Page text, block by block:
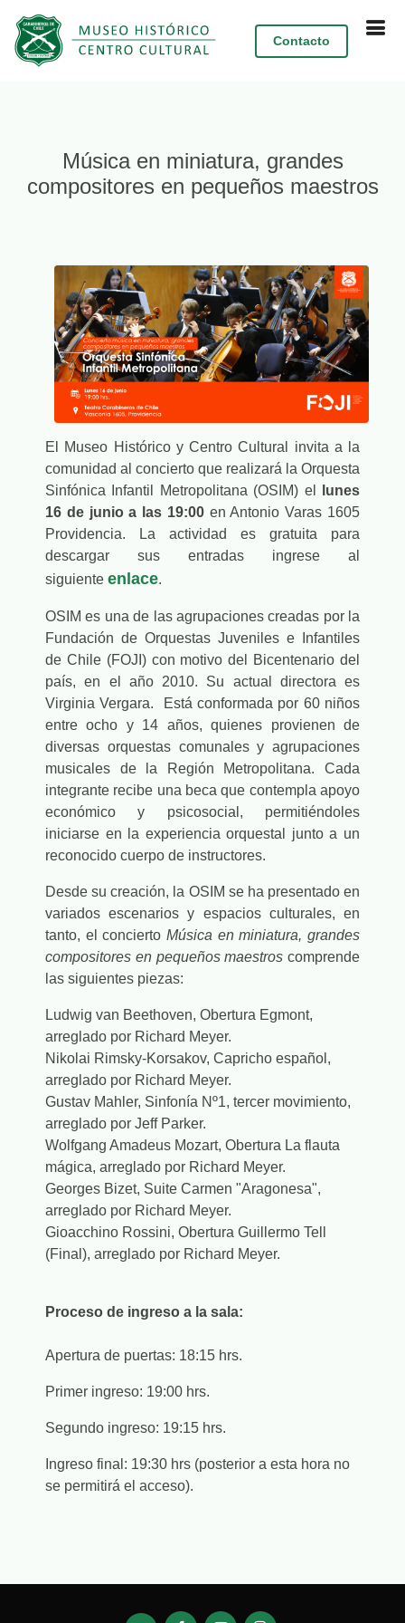
Contacto
Música en miniatura, grandes
compositores en pequeños maestros
El Museo Histórico y Centro Cultural invita a la
comunidad al concierto que realizará la Orquesta
Sinfónica Infantil Metropolitana (OSIM) el
lunes
16 de junio a las 19:00en Antonio Varas 1605
Providencia. La actividad es gratuita para
descargar sus entradas ingrese al
siguiente enlace.
OSIM es una de las agrupaciones creadas por la
Fundación de Orquestas Juveniles e Infantiles
de Chile (FOJI) con motivo del Bicentenario del
país, en el año 2010. Su actual directora es
Virginia Vergara. Está conformada por 60 niños
entre ocho y 14 años, quienes provienen de
diversas orquestas comunales y agrupaciones
musicales de la Región Metropolitana. Cada
integrante recibe una beca que contempla apoyo
económico y psicosocial, permitiéndoles
iniciarse en la experiencia orquestal junto a un
reconocido cuerpo de instructores.
Desde su creación, la OSIM se ha presentado en
variados escenarios y espacios culturales, en
tanto, el concierto Música en miniatura, grandes
compositores en pequeños maestros comprende
las siguientes piezas:
Ludwig van Beethoven, Obertura Egmont,
arreglado por Richard Meyer.
Nikolai Rimsky-Korsakov, Capricho español,
arreglado por Richard Meyer.
Gustav Mahler, Sinfonía Nº1, tercer movimiento,
arreglado por Jeff Parker.
Wolfgang Amadeus Mozart, Obertura La flauta
mágica, arreglado por Richard Meyer.
Georges Bizet, Suite Carmen "Aragonesa",
arreglado por Richard Meyer.
Gioacchino Rossini, Obertura Guillermo Tell
(Final), arreglado por Richard Meyer.
Proceso de ingreso a la sala:
Apertura de puertas: 18:15 hrs.
Primer ingreso: 19:00 hrs.
Segundo ingreso: 19:15 hrs.
Ingreso final: 19:30 hrs (posterior a esta hora no
se permitirá el acceso).